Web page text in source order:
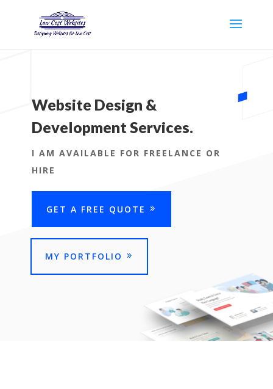
Website Design &
Development Services.
I AM AVAILABLE FOR FREELANCE OR
HIRE
GET A FREE QUOTE
MY PORTFOLIO